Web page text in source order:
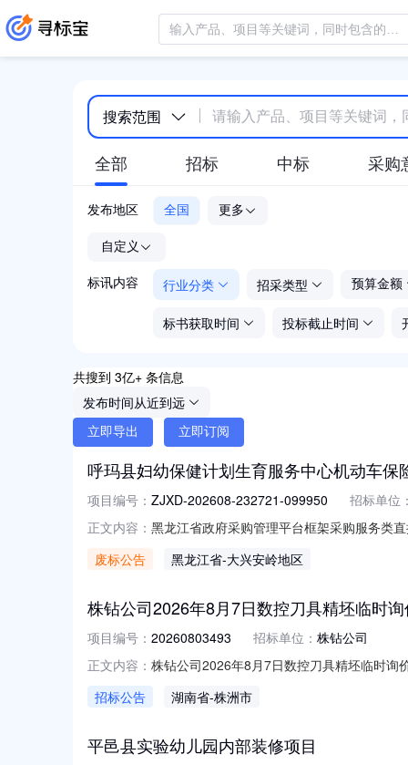
搜索范围
全部 招标 中标 采购
发布地区 全国 更多
自定义
标讯内容 行业分类 招采类型 预算金额
标书获取时间 投标截止时间
共搜到 3亿+ 条信息
发布时间从近到远
立即导出 立即订阅
呼玛县妇幼保健计划生育服务中心机动车保
项目编号： ZJXD-202608-232721-099950
招标单位
正文内容： 黑龙江省政府采购管理平台框架采购服务类
废标公告 黑龙江省-大兴安岭地区
株钻公司2026年8月7日数控刀具精坯临时
项目编号： 20260803493 招标单位： 株钻公司
正文内容： 株钻公司2026年8月7日数控刀具精坯临时询
称:株钻公司2026年8月7日数控刀具精坯临
招标公告 湖南省-株洲市
平邑县实验幼儿园内部装修项目